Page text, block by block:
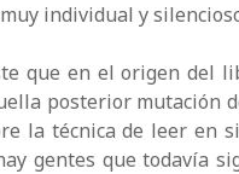
individual y
que en el origen del
posterior mutación
la técnica de leer en
gentes que todavía